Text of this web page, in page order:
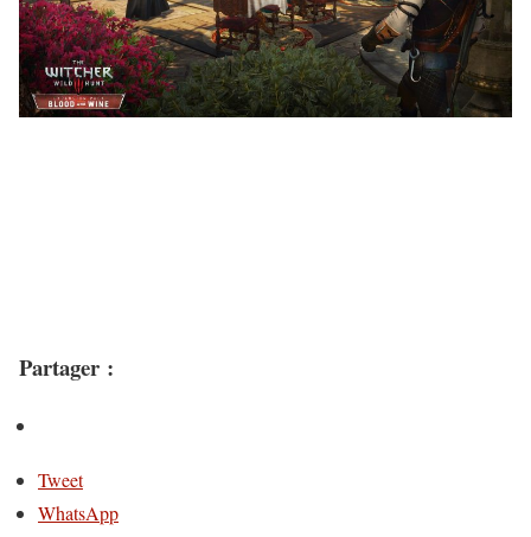
Partager :
Tweet
WhatsApp